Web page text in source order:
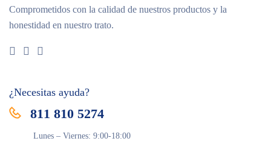
Comprometidos con la calidad de nuestros productos y la
honestidad en nuestro trato.
¿Necesitas ayuda?
811 810 5274
Lunes – Viernes: 9:00-18:00